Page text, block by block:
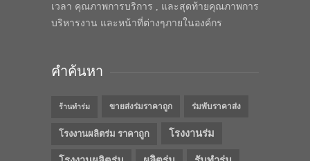
เวลา คุณภาพการบริการ , และสุดท้ายคุณภาพการ
บริหารงาน และหน้าที่ต่างๆภายในองค์กร
คำค้นหา
ร้านทำร่ม ขายส่งร่มราคาถูก ร่มพับราคาส่ง
โรงงานผลิตร่ม ราคาถูก โรงงานร่ม